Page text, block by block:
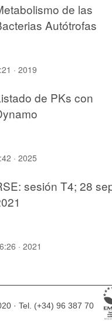
de las
Autótrofas
· 2019
de PKs con
· 2025
sesión T4; 28
· 2021
· Tel. (+34) 96 387 70